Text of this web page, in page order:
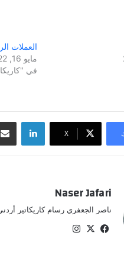
العملات
مايو 16, 2022
في
‫X
Naser Jafari
ناصر الجعفري رسام كاريكاتير
فيسبوك
‫X